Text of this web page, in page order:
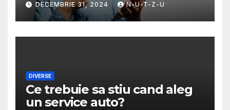
DECEMBRIE 31, 2024 N-U-T-Z-U
DIVERSE
Ce trebuie sa stiu cand aleg
un service auto?